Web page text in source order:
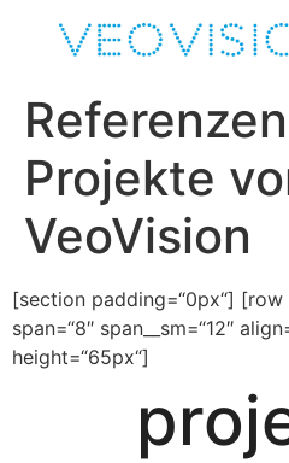
Projekte
VeoVision
[section padding=“0px“] [row
span=“8″ span__sm=“12″
height=“65px“]